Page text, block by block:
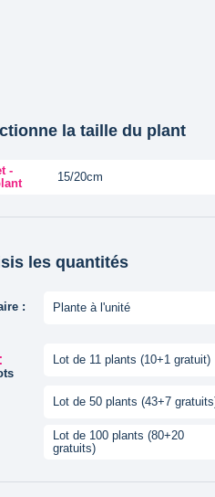
la taille du plant
-
15/20cm
les quantités
: Plante à l'unité
Lot de 11 plants (10+1 gratuit)
Lot de 50 plants (43+7
Lot de 100 plants (80+20
gratuits)